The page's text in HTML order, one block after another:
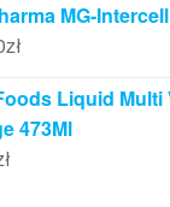
MG-
zł
Liquid Multi
473Ml